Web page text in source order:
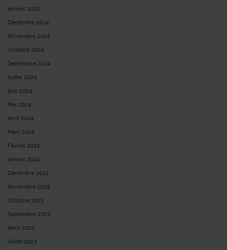
Janvier 2025
Décembre 2024
Novembre 2024
Octobre 2024
Septembre 2024
Juillet 2024
Juin 2024
Mai 2024
Avril 2024
Mars 2024
Février 2024
Janvier 2024
Décembre 2023
Novembre 2023
Octobre 2023
Septembre 2023
Août 2023
Juillet 2023